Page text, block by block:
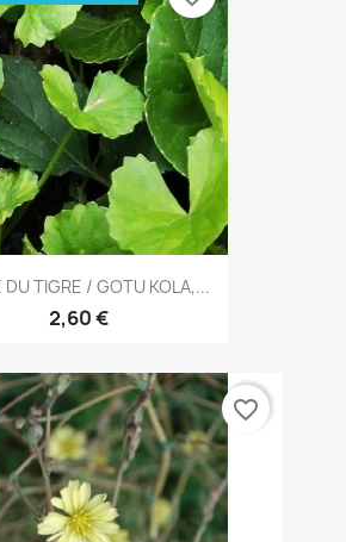
DU TIGRE / GOTU KOLA,...
2,60 €
favorite_border